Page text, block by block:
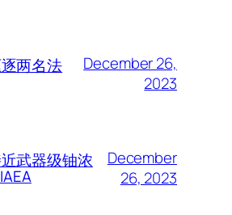
两名法
December 26,
2023
武器级铀浓
December
26, 2023